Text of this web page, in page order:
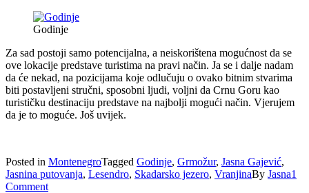
Godinje
Za sad postoji samo potencijalna, a neiskorištena mogućnost da se
ove lokacije predstave turistima na pravi način. Ja se i dalje nadam
da će nekad, na pozicijama koje odlučuju o ovako bitnim stvarima
biti postavljeni stručni, sposobni ljudi, voljni da Crnu Goru kao
turističku destinaciju predstave na najbolji mogući način. Vjerujem
da je to moguće. Još uvijek.
Posted in MontenegroTagged Godinje, Grmožur, Jasna Gajević,
Jasnina putovanja, Lesendro, Skadarsko jezero, VranjinaBy Jasna1
Comment